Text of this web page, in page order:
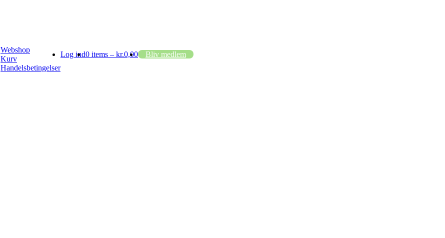
Webshop
Kurv
Handelsbetingelser
Log ind Bliv medlem
0 items – kr.0,00